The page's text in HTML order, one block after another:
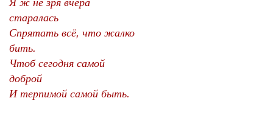
старалась
Спрятать всё, что жалко
бить.
Чтоб сегодня самой
доброй
И терпимой самой быть.